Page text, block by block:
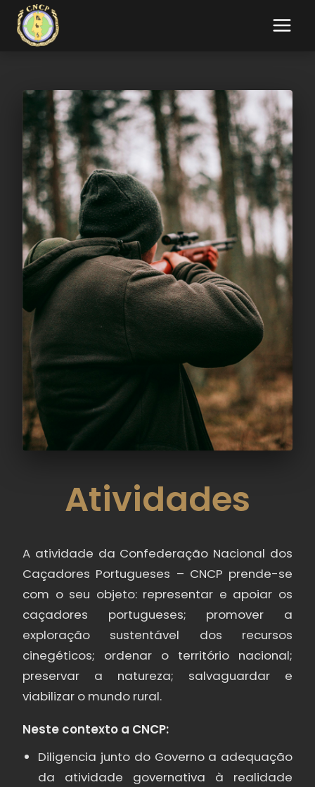
Atividades
A atividade da Confederação Nacional dos
Caçadores Portugueses – CNCP prende-se
com o seu objeto: representar e apoiar os
caçadores portugueses; promover a
exploração sustentável dos recursos
cinegéticos; ordenar o território nacional;
preservar a natureza; salvaguardar e
viabilizar o mundo rural.
Neste contexto a CNCP:
Diligencia junto do Governo a adequação
da atividade governativa à realidade